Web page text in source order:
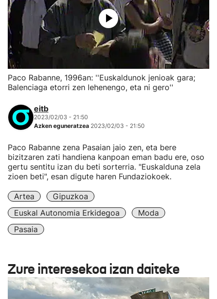
Paco Rabanne, 1996an: ''Euskaldunok jenioak gara;
Balenciaga etorri zen lehenengo, eta ni gero''
eitb
2023/02/03 - 21:50
Azken eguneratzea 2023/02/03 - 21:50
Paco Rabanne zena Pasaian jaio zen, eta bere
bizitzaren zati handiena kanpoan eman badu ere, oso
gertu sentitu izan du beti sorterria. "Euskalduna zela
zioen beti", esan digute haren Fundaziokoek.
Artea
Gipuzkoa
Euskal Autonomia Erkidegoa
Moda
Pasaia
Zure interesekoa izan daiteke